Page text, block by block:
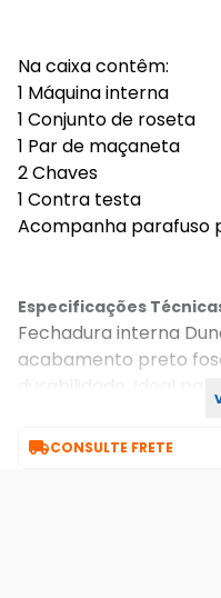
Na caixa contêm:
1 Máquina interna
1 Conjunto de roseta
1 Par de maçaneta
2 Chaves
1 Contra testa
Acompanha parafuso
Especificações
Fechadura interna
acabamento preto
durabilidade. Ideal
CONSULTE FRETE